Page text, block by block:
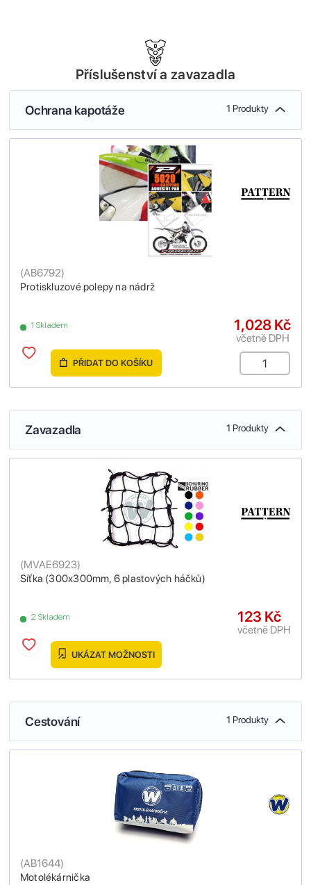
Příslušenství a zavazadla
Ochrana kapotáže 1 Produkty
Protiskluzové polepy na nádrž
(AB6792)
1 Skladem 1,028 Kč
včetně DPH
PŘIDAT DO KOŠÍKU
Zavazadla 1 Produkty
Síťka (300x300mm, 6 plastových háčků)
(MVAE6923)
2 Skladem 123 Kč
včetně DPH
UKÁZAT MOŽNOSTI
Cestování 1 Produkty
Motolékárnička
(AB1644)